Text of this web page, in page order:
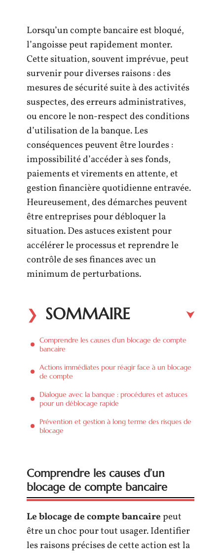
Lorsqu’un compte bancaire est bloqué,
l’angoisse peut rapidement monter.
Cette situation, souvent imprévue, peut
survenir pour diverses raisons : des
mesures de sécurité suite à des activités
suspectes, des erreurs administratives,
ou encore le non-respect des conditions
d’utilisation de la banque. Les
conséquences peuvent être lourdes :
impossibilité d’accéder à ses fonds,
paiements et virements en attente, et
gestion financière quotidienne entravée.
Heureusement, des démarches peuvent
être entreprises pour débloquer la
situation. Des astuces existent pour
accélérer le processus et reprendre le
contrôle de ses finances avec un
minimum de perturbations.
SOMMAIRE
Comprendre les causes d’un blocage de compte
bancaire
Actions immédiates pour réagir face à un blocage
de compte
Dialogue avec la banque : procédures et astuces
pour un déblocage rapide
Prévention et gestion à long terme des risques de
blocage
Comprendre les causes d’un
blocage de compte bancaire
Le blocage de compte bancairepeut
être un choc pour tout usager. Identifier
les raisons précises de cette action est la